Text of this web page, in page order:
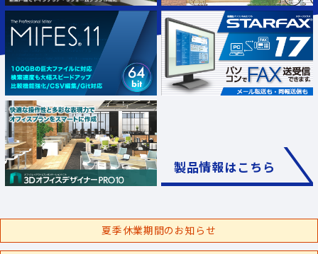
製品情報はこちら
夏季休業期間のお知らせ